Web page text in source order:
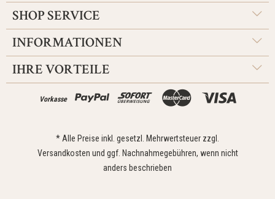
SHOP SERVICE
INFORMATIONEN
IHRE VORTEILE
Vorkasse
* Alle Preise inkl. gesetzl. Mehrwertsteuer zzgl.
Versandkosten und ggf. Nachnahmegebühren, wenn nicht
anders beschrieben